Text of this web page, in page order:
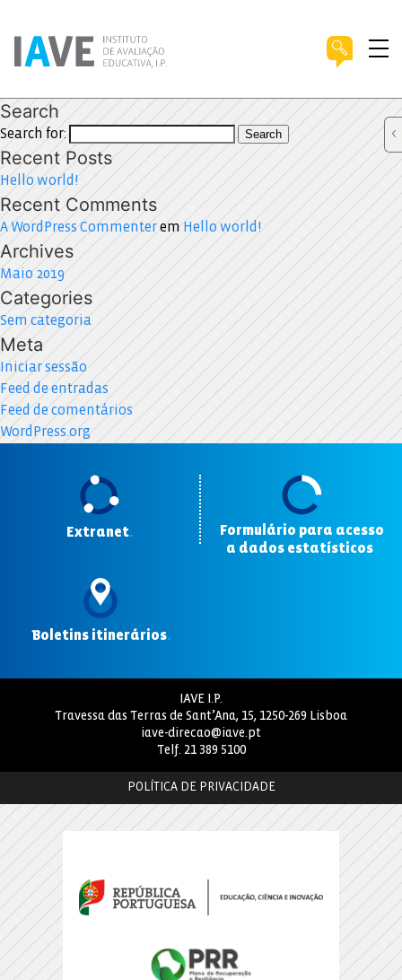
Search
Search for: Search
Recent Posts
Hello world!
Recent Comments
A WordPress Commenterem Hello world!
Archives
Maio 2019
Categories
Sem categoria
Meta
Iniciar sessão
Feed de entradas
Feed de comentários
WordPress.org
Extranet.
Formulário para acesso
a dados estatísticos
Boletins itinerários.
IAVE I.P.
Travessa das Terras de Sant’Ana, 15, 1250-269 Lisboa
iave-direcao@iave.pt
Telf. 21 389 5100
POLÍTICA DE PRIVACIDADE